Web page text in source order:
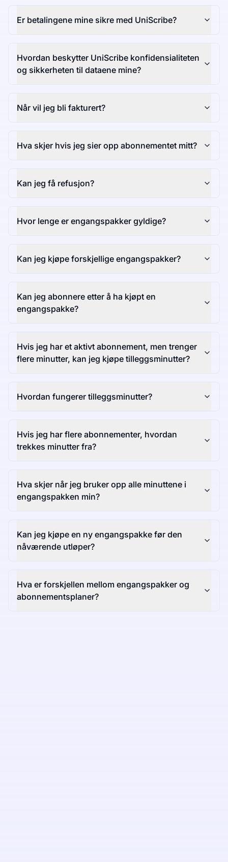
Er betalingene mine sikre med UniScribe?
Hvordan beskytter UniScribe konfidensialiteten
og sikkerheten til dataene mine?
Når vil jeg bli fakturert?
Hva skjer hvis jeg sier opp abonnementet mitt?
Kan jeg få refusjon?
Hvor lenge er engangspakker gyldige?
Kan jeg kjøpe forskjellige engangspakker?
Kan jeg abonnere etter å ha kjøpt en
engangspakke?
Hvis jeg har et aktivt abonnement, men trenger
flere minutter, kan jeg kjøpe tilleggsminutter?
Hvordan fungerer tilleggsminutter?
Hvis jeg har flere abonnementer, hvordan
trekkes minutter fra?
Hva skjer når jeg bruker opp alle minuttene i
engangspakken min?
Kan jeg kjøpe en ny engangspakke før den
nåværende utløper?
Hva er forskjellen mellom engangspakker og
abonnementsplaner?